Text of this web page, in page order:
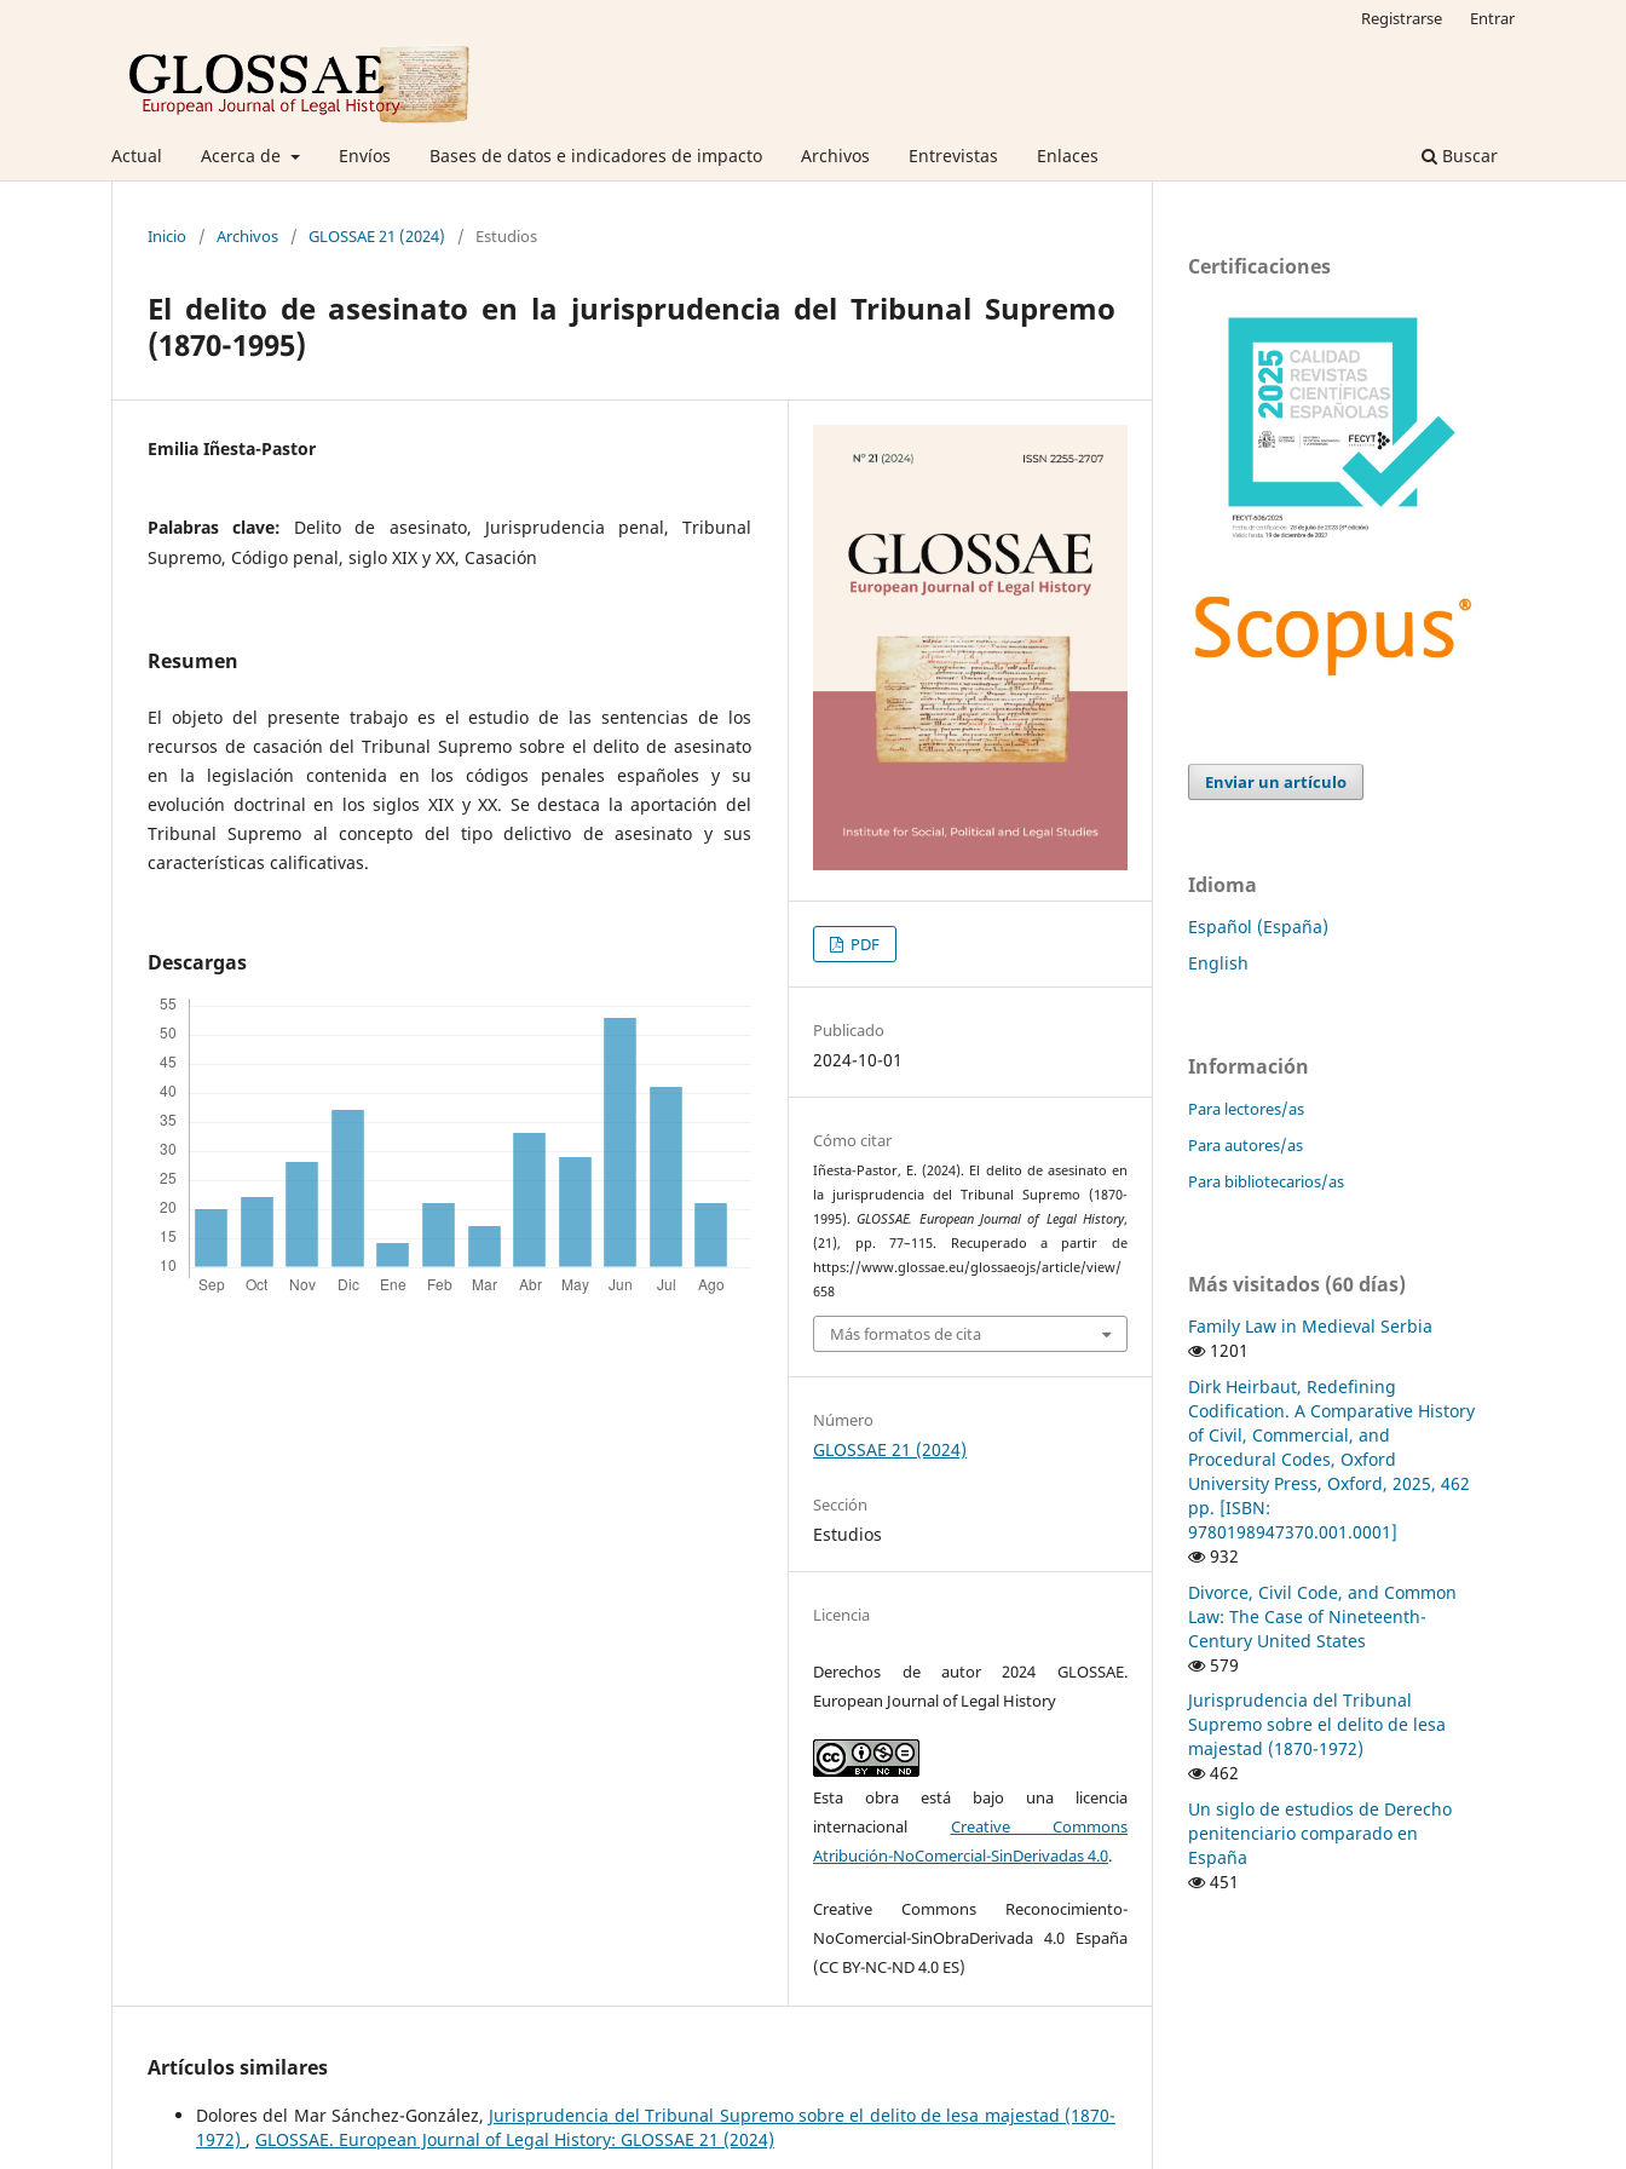
Actual Acerca de Envíos Bases de datos e indicadores de impacto Archivos Entrevistas Enlaces Buscar
Registrarse Entrar
Inicio / Archivos / GLOSSAE 21 (2024) / Estudios
El delito de asesinato en la jurisprudencia del Tribunal Supremo
(1870-1995)
Emilia Iñesta-Pastor
Palabras clave: Delito de asesinato, Jurisprudencia penal, Tribunal
Supremo, Código penal, siglo XIX y XX, Casación
Resumen
El objeto del presente trabajo es el estudio de las sentencias de los
recursos de casación del Tribunal Supremo sobre el delito de asesinato
en la legislación contenida en los códigos penales españoles y su
evolución doctrinal en los siglos XIX y XX. Se destaca la aportación del
Tribunal Supremo al concepto del tipo delictivo de asesinato y sus
características calificativas.
Descargas
PDF
Publicado
2024-10-01
Cómo citar
Iñesta-Pastor, E. (2024). El delito de asesinato en
la jurisprudencia del Tribunal Supremo (1870-
1995).GLOSSAE. European Journal of Legal History,
(21), pp. 77–115. Recuperado a partir de
https://www.glossae.eu/glossaeojs/article/view/
658
Más formatos de cita
Número
GLOSSAE 21 (2024)
Sección
Estudios
Licencia
Derechos de autor 2024 GLOSSAE.
European Journal of Legal History
Esta obra está bajo una licencia
internacional Creative Commons
Atribución-NoComercial-SinDerivadas 4.0.
Creative Commons Reconocimiento-
NoComercial-SinObraDerivada 4.0 España
(CC BY-NC-ND 4.0 ES)
Artículos similares
Dolores del Mar Sánchez-González, Jurisprudencia del Tribunal Supremo sobre el delito de lesa majestad (1870-
1972) , GLOSSAE. European Journal of Legal History: GLOSSAE 21 (2024)
Certificaciones
Enviar un artículo
Idioma
Español (España)
English
Información
Para lectores/as
Para autores/as
Para bibliotecarios/as
Más visitados (60 días)
Family Law in Medieval Serbia
1201
Dirk Heirbaut, Redefining
Codification. A Comparative History
of Civil, Commercial, and
Procedural Codes, Oxford
University Press, Oxford, 2025, 462
pp. [ISBN:
9780198947370.001.0001]
932
Divorce, Civil Code, and Common
Law: The Case of Nineteenth-
Century United States
579
Jurisprudencia del Tribunal
Supremo sobre el delito de lesa
majestad (1870-1972)
462
Un siglo de estudios de Derecho
penitenciario comparado en
España
451